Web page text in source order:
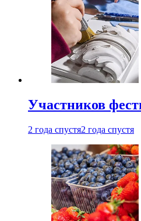
Участников
2 года спустя2 года спустя